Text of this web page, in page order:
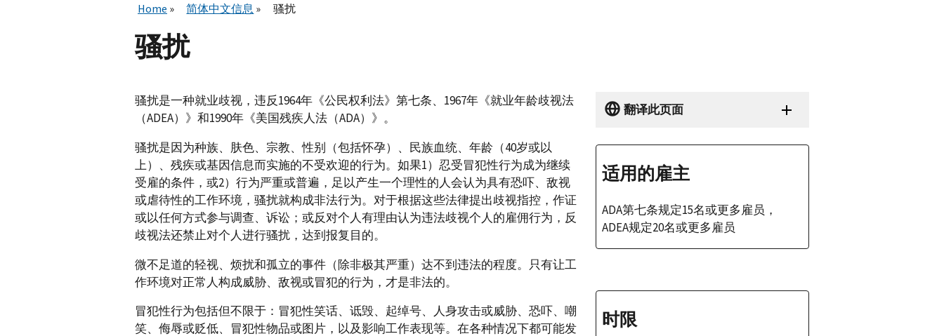
Home 简体中文信息 骚扰
骚扰
骚扰是一种就业歧视，违反1964年《公民权利法》第七条、1967年《就业年龄歧视法
（ADEA）》和1990年《美国残疾人法（ADA）》。
骚扰是因为种族、肤色、宗教、性别（包括怀孕）、民族血统、年龄（40岁或以
上）、残疾或基因信息而实施的不受欢迎的行为。如果1）忍受冒犯性行为成为继续
受雇的条件，或2）行为严重或普遍，足以产生一个理性的人会认为具有恐吓、敌视
或虐待性的工作环境，骚扰就构成非法行为。对于根据这些法律提出歧视指控，作证
或以任何方式参与调查、诉讼；或反对个人有理由认为违法歧视个人的雇佣行为，反
歧视法还禁止对个人进行骚扰，达到报复目的。
微不足道的轻视、烦扰和孤立的事件（除非极其严重）达不到违法的程度。只有让工
作环境对正常人构成威胁、敌视或冒犯的行为，才是非法的。
冒犯性行为包括但不限于：冒犯性笑话、诋毁、起绰号、人身攻击或威胁、恐吓、嘲
笑、侮辱或贬低、冒犯性物品或图片，以及影响工作表现等。在各种情况下都可能发
翻译此页面
适用的雇主
ADA第七条规定15名或更多雇员，
ADEA规定20名或更多雇员
时限